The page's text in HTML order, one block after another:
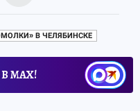
В ЧЕЛЯБИНСКЕ
МАХ!